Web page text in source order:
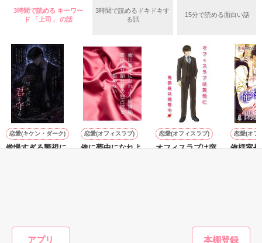
アプリ
＊以前、公開していた話の改稿版です＊
作品を読む
いた。
守と由羅から『便利屋雛子』と馬鹿にされ、一人こっそり泣い
た上、同居まで提案してきて──？
鷹哉『宜しくな、俺の雛子』🦅
雛子『俺の……ひぃ、雛子？！！！』🐥
シゴデキで冷徹な上司が見せる素顔は、なぜか想像以上に甘く
て……🐥💓🦅
※表紙も作中使用の画像も全てフリー素材です。
3時間で読める キーワー
ド 「上司」 の話
3時間で読めるドキドキす
る話
15分で読める面白い話
恋愛(キケン・ダーク)
傲慢すぎる警視に
恋愛(オフィスラブ)
俺に夢中になれよ
恋愛(オフィスラブ)
オフィスラブは突
恋愛(オフ
俺様室
かんたん検索の条件を変える